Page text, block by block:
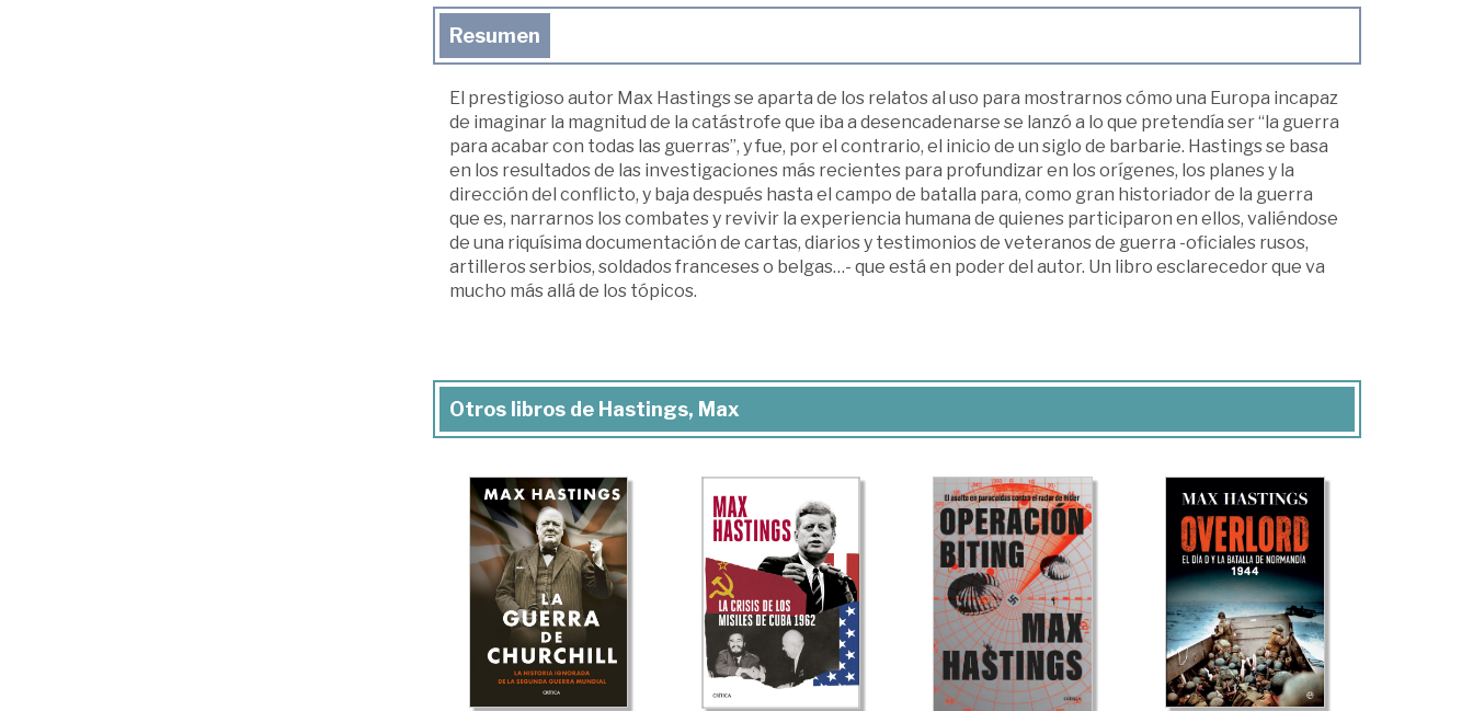
Resumen
El prestigioso autor Max Hastings se aparta de los relatos al uso para mostrarnos cómo una Europa incapaz
de imaginar la magnitud de la catástrofe que iba a desencadenarse se lanzó a lo que pretendía ser “la guerra
para acabar con todas las guerras”, y fue, por el contrario, el inicio de un siglo de barbarie. Hastings se basa
en los resultados de las investigaciones más recientes para profundizar en los orígenes, los planes y la
dirección del conflicto, y baja después hasta el campo de batalla para, como gran historiador de la guerra
que es, narrarnos los combates y revivir la experiencia humana de quienes participaron en ellos, valiéndose
de una riquísima documentación de cartas, diarios y testimonios de veteranos de guerra -oficiales rusos,
artilleros serbios, soldados franceses o belgas…- que está en poder del autor. Un libro esclarecedor que va
mucho más allá de los tópicos.
Otros libros de Hastings, Max